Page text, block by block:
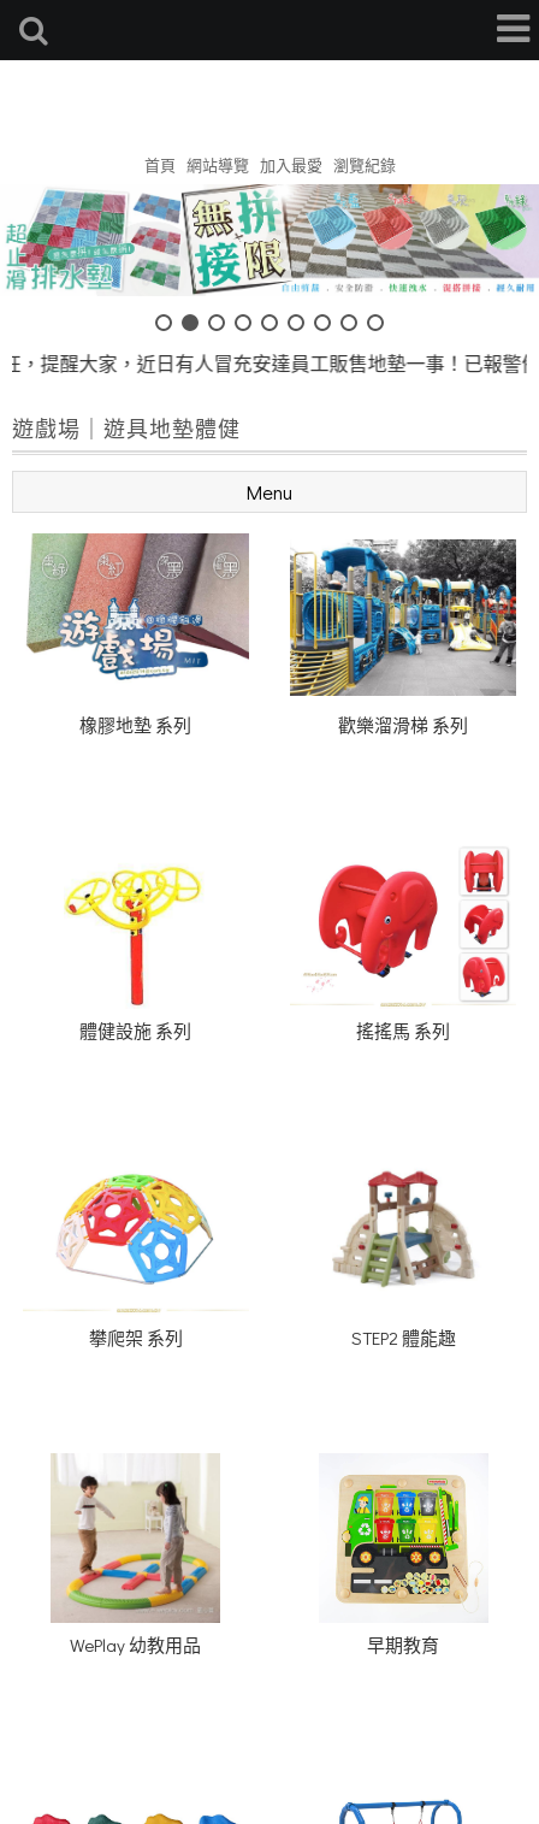
首頁 網站導覽 加入最愛 瀏覽紀錄
提醒大家，近日有人冒充安達員工販售地墊一事！已報警
遊戲場｜遊具地墊體健
Menu
橡膠地墊 系列 歡樂溜滑梯 系列
體健設施 系列 搖搖馬 系列
攀爬架 系列 STEP2 體能趣
WePlay 幼教用品 早期教育